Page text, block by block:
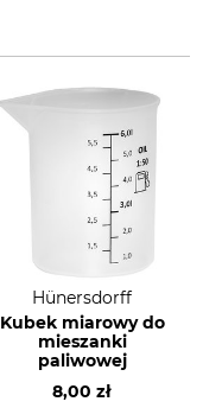
Hünersdorff
Kubek miarowy do
mieszanki
paliwowej
8,00 zł